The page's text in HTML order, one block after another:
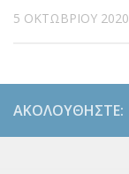
5 ΟΚΤΩΒΡΊΟΥ 2020
ΑΚΟΛΟΥΘΉΣΤΕ: